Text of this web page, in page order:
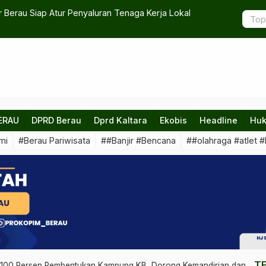
dan Kelestarian Lingkungan Kontrak
DPRD Berau Dprd Kaltara Ekobis Headline
#Berau Pariwisata ##Banjir #Bencana ##olahraga #atlet